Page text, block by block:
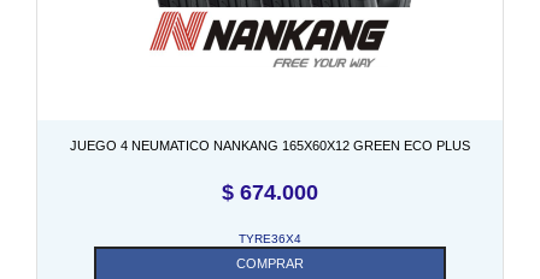
JUEGO 4 NEUMATICO NANKANG 165X60X12 GREEN ECO PLUS
$ 674.000
TYRE36X4
COMPRAR